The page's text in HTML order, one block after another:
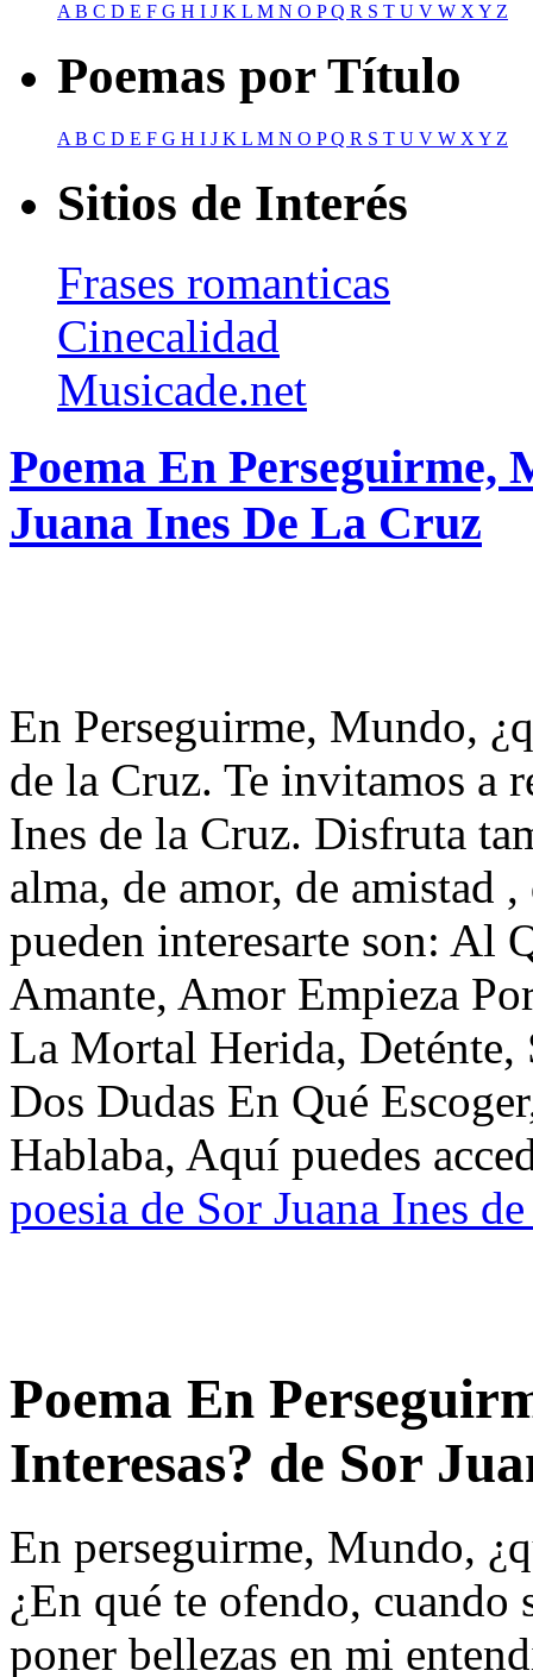
AB C D E F G H I J K L M N O PQ R S T U V W XY Z
Poemas por Título
A B C D E F G H I J K L M N O PQ R S T U V W X Y Z
Sitios de Interés
Frases romanticas
Cinecalidad
Musicade.net
Poema En Perseguirme,
Juana Ines De La Cruz
En Perseguirme, Mundo,
de la Cruz. Te invitamos a
Ines de la Cruz. Disfruta
alma, de amor, de amistad
pueden interesarte son: Al
Amante, Amor Empieza
La Mortal Herida,
Dos Dudas En Qué
Hablaba, Aquí puedes
poesia de Sor Juana Ines
Poema En
Interesas? de Sor
En perseguirme, Mundo,
¿En qué te ofendo, cuando
poner bellezas en mi